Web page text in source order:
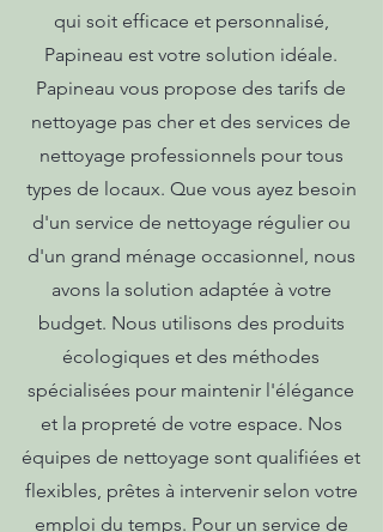
qui soit efficace et personnalisé,
Papineau est votre solution idéale.
Papineau vous propose des tarifs de
nettoyage pas cher et des services de
nettoyage professionnels pour tous
types de locaux. Que vous ayez besoin
d'un service de nettoyage régulier ou
d'un grand ménage occasionnel, nous
avons la solution adaptée à votre
budget. Nous utilisons des produits
écologiques et des méthodes
spécialisées pour maintenir l'élégance
et la propreté de votre espace. Nos
équipes de nettoyage sont qualifiées et
flexibles, prêtes à intervenir selon votre
emploi du temps. Pour un service de